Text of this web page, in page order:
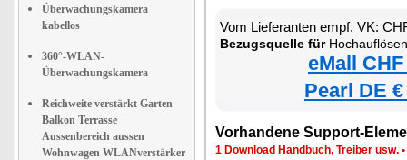
Überwachungskamera
kabellos
360°-WLAN-
Überwachungskamera
Reichweite verstärkt Garten
Balkon Terrasse
Aussenbereich aussen
Wohnwagen WLANverstärker
Vom Lieferanten empf. VK:
Bezugsquelle fürHochauflösende Pan-Tilt-
eMall
Pearl DE
Vorhandene Support-
1 Download Handbuch, Treiber usw. •